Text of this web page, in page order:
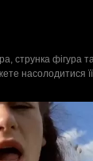
струнка